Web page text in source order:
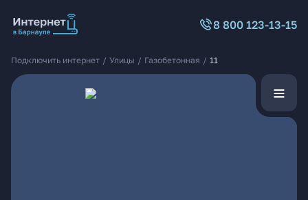
8 800 123-13-15
Подключить интернет / Улицы / Газобетонная / 11